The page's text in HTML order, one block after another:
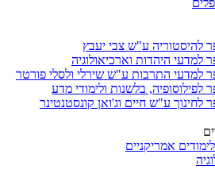
להיסטוריה ע"ש צבי יעבץ
למדעי היהדות וארכיאולוגיה
למדעי התרבות ע"ש שירלי ולסלי פורטר
לפילוסופיה, בלשנות ולימודי מדע
לחינוך ע"ש חיים וג'ואן קונסטנטינר
אמריקניים